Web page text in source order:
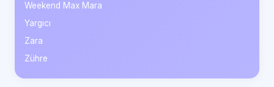
Weekend Max Mara
Yargıcı
Zara
Zühre